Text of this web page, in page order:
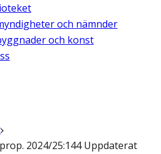
och nämnder
och konst
2024/25:144 Uppdaterat